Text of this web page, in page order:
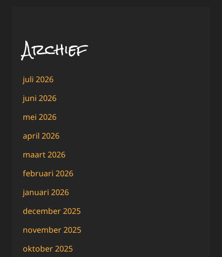
Archief
juli 2026
juni 2026
mei 2026
april 2026
maart 2026
februari 2026
januari 2026
december 2025
november 2025
oktober 2025